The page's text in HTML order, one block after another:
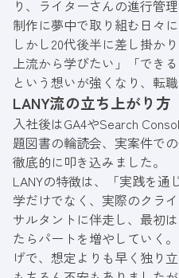
り、ライターさんの進行管
制作に夢中で取り組む日々
しかし20代後半に差し掛か
上流から学びたい」「でき
という想いが強くなり、転
LANY流の立ち上がり方
入社後はGA4やSearch
題図書の輪読会、実案件で
徹底的に叩き込みました。
LANYの特徴は、「実践を通
学だけでなく、実際のクラ
サルタントに伴走し、最初
たらパートを増やしていく
げで、想定よりも早く独り